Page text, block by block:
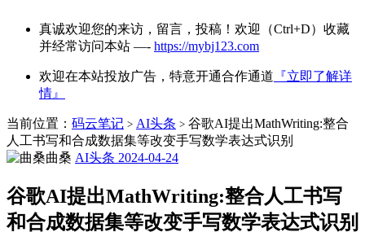
真诚欢迎您的来访，留言，投稿！欢迎（Ctrl+D）收藏
并经常访问本站 —- https://mybj123.com
欢迎在本站投放广告，特意开通合作通道 『立即了解详
情』
当前位置： 码云笔记 > AI头条 > 谷歌AI提出MathWriting:整合
人工书写和合成数据集等改变手写数学表达式识别
曲桑 AI头条 2024-04-24
谷歌AI提出MathWriting:整合人工书写
和合成数据集等改变手写数学表达式识别